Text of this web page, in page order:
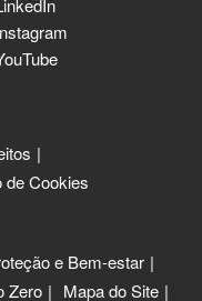
de Cookies
e Bem-estar
Zero
Mapa do Site